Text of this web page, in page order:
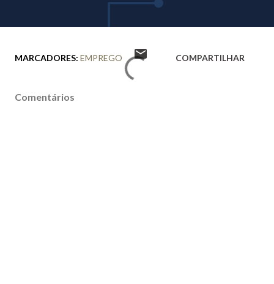
MARCADORES: EMPREGO COMPARTILHAR
Comentários